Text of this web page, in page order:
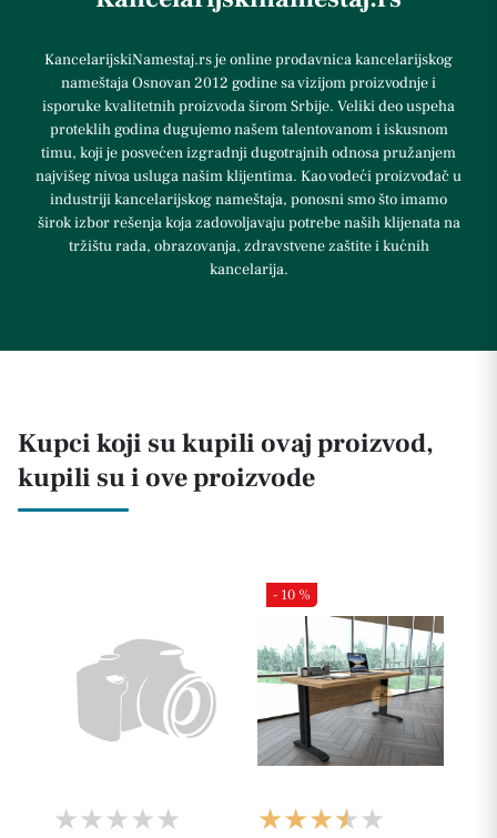
KancelarijskiNamestaj.rs je online prodavnica kancelarijskog
nameštaja Osnovan 2012 godine sa vizijom proizvodnje i
isporuke kvalitetnih proizvoda širom Srbije. Veliki deo uspeha
proteklih godina dugujemo našem talentovanom i iskusnom
timu, koji je posvećen izgradnji dugotrajnih odnosa pružanjem
najvišeg nivoa usluga našim klijentima. Kao vodeći proizvođač u
industriji kancelarijskog nameštaja, ponosni smo što imamo
širok izbor rešenja koja zadovoljavaju potrebe naših klijenata na
tržištu rada, obrazovanja, zdravstvene zaštite i kućnih
kancelarija.
Kupci koji su kupili ovaj proizvod,
kupili su i ove proizvode
- 10 %